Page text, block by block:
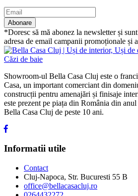
Abonare
*Doresc să mă abonez la newsletter și
adresa de email campanii promoționale și
Showroom-ul Bella Casa Cluj este o
Casa, un important comerciant din
construcții pentru amenajări și finisaje
este prezent pe piața din România din
Bella Casa Cluj de peste 10 ani.
Informatii utile
Contact
Cluj-Napoca, Str. Bucuresti 55 B
office@bellacasacluj.ro